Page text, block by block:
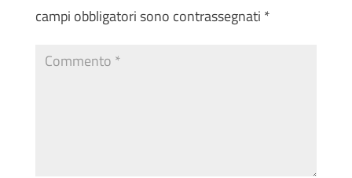
campi obbligatori sono contrassegnati *